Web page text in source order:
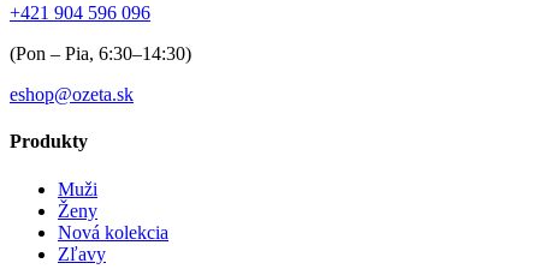
+421 904 596 096
(Pon – Pia, 6:30–14:30)
eshop@ozeta.sk
Produkty
Muži
Ženy
Nová kolekcia
Zľavy